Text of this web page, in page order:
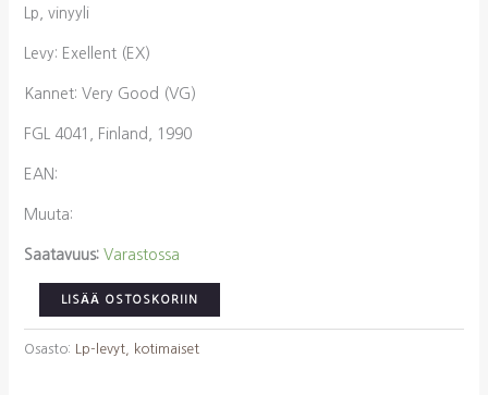
Lp, vinyyli
Levy: Exellent (EX)
Kannet: Very Good (VG)
FGL 4041, Finland, 1990
EAN:
Muuta:
Saatavuus: Varastossa
Pohjola,
Pekka
Avanti!
LISÄÄ OSTOSKORIIN
Osasto: Lp-levyt, kotimaiset